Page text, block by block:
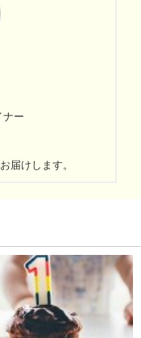
ナー
届けします。